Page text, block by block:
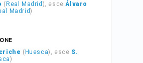
( Real Madrid ), esceÁlvaro
Madrid)
( Huesca), esce S.
)